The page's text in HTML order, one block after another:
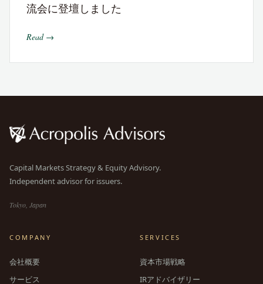
流会に登壇しました
Read →
Capital Markets Strategy & Equity Advisory.
Independent advisor for issuers.
Tokyo, Japan
COMPANY
会社概要
サービス
SERVICES
資本市場戦略
IRアドバイザリー